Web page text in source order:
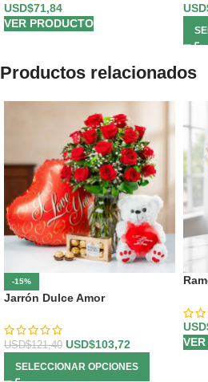
USD$71,84
VER PRODUCTO
Productos relacionados
-15%
Jarrón Dulce Amor
USD$121,40 USD$103,72
SELECCIONAR OPCIONES
🌹